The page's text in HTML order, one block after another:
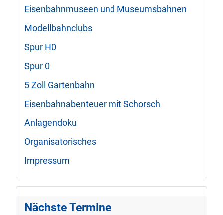
Eisenbahnmuseen und Museumsbahnen
Modellbahnclubs
Spur H0
Spur 0
5 Zoll Gartenbahn
Eisenbahnabenteuer mit Schorsch
Anlagendoku
Organisatorisches
Impressum
Nächste Termine